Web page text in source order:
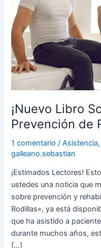
¡Nuevo Libro
Prevención de
1 comentario /Asistencia,
galleano.sebastian
¡Estimados Lectores!
ustedes una noticia que
sobre prevención y
Rodillas», ya está
que ha asistido a
durante muchos años,
[…]
Sobre
Rehabilitación
y
Prevención
de
Rodillas!